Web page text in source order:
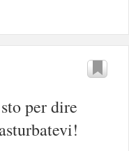
per dire